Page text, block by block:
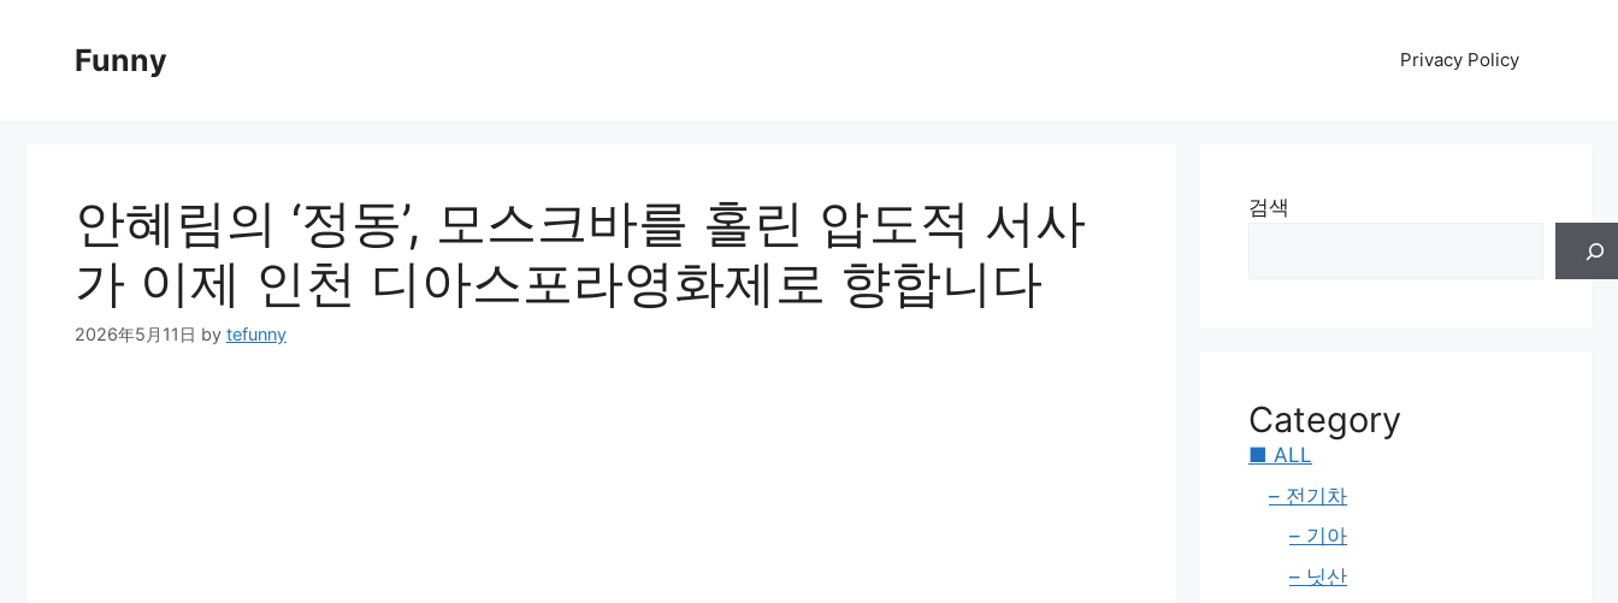
Funny Privacy Policy
안혜림의 ‘정동’, 모스크바를 홀린 압도적 서사
가 이제 인천 디아스포라영화제로 향합니다
2026年5月11日 by tefunny
검색
Category
■ ALL
– 전기차
– 기아
– 닛산